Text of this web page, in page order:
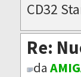
CD32
Re:
da